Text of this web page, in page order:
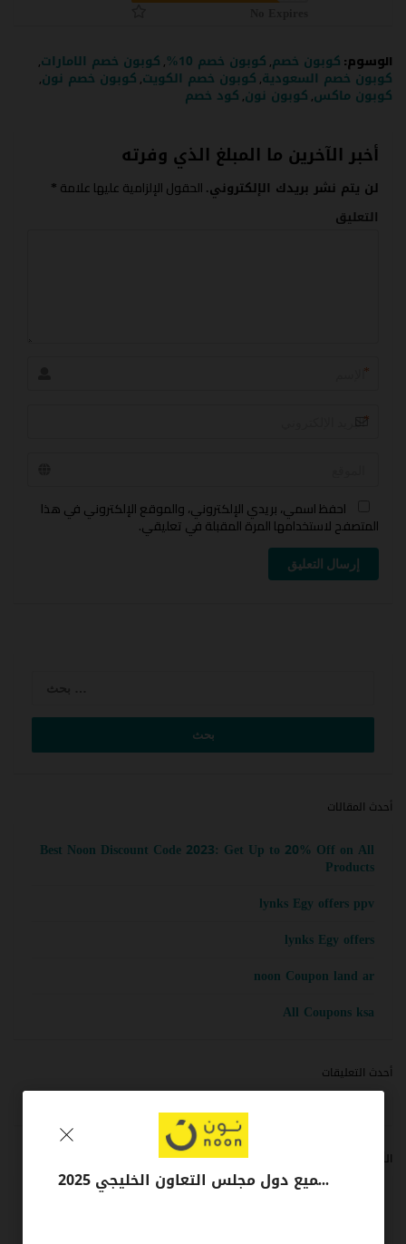
الوسوم: كوبون خصم, كوبون خصم 10% , كوبون خصم الامارات,
كوبون خصم السعودية, كوبون خصم الكويت, كوبون خصم نون,
كوبون ماكس, كوبون نون, كود خصم
أخبر الآخرين ما المبلغ الذي وفرته
لن يتم نشر بريدك الإلكتروني. الحقول الإلزامية عليها علامة *
التعليق
*
*
احفظ اسمي، بريدي الإلكتروني، والموقع الإلكتروني في هذا
المتصفح لاستخدامها المرة المقبلة في تعليقي.
إرسال التعليق
أحدث المقالات
Best Noon Discount Code 2023: Get Up to 20% Off on All
Products
lynks Egy offers ppv
lynks Egy offers
noon Coupon land ar
All Coupons ksa
أحدث التعليقات
الأرشيف
كوبون خصم نون 10 % – 20% جميع دول مجلس التعاون الخليجي 2025